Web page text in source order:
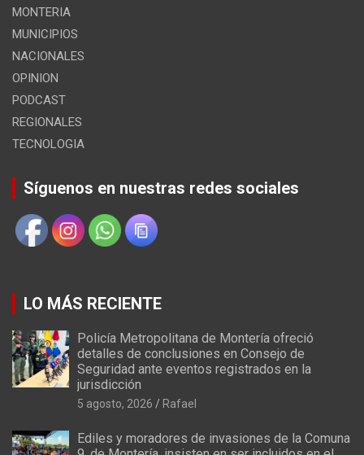
MONTERIA
MUNICIPIOS
NACIONALES
OPINION
PODCAST
REGIONALES
TECNOLOGIA
Síguenos en nuestras redes sociales
LO MÁS RECIENTE
Policía Metropolitana de Montería ofreció
detalles de conclusiones en Consejo de
Seguridad ante eventos registrados en la
jurisdicción
5 agosto, 2026 Rafael
Ediles y moradores de invasiones de la Comuna